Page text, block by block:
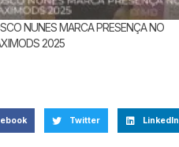
NUNES MARCA PRESENÇA NO
2025
Twitter LinkedIn